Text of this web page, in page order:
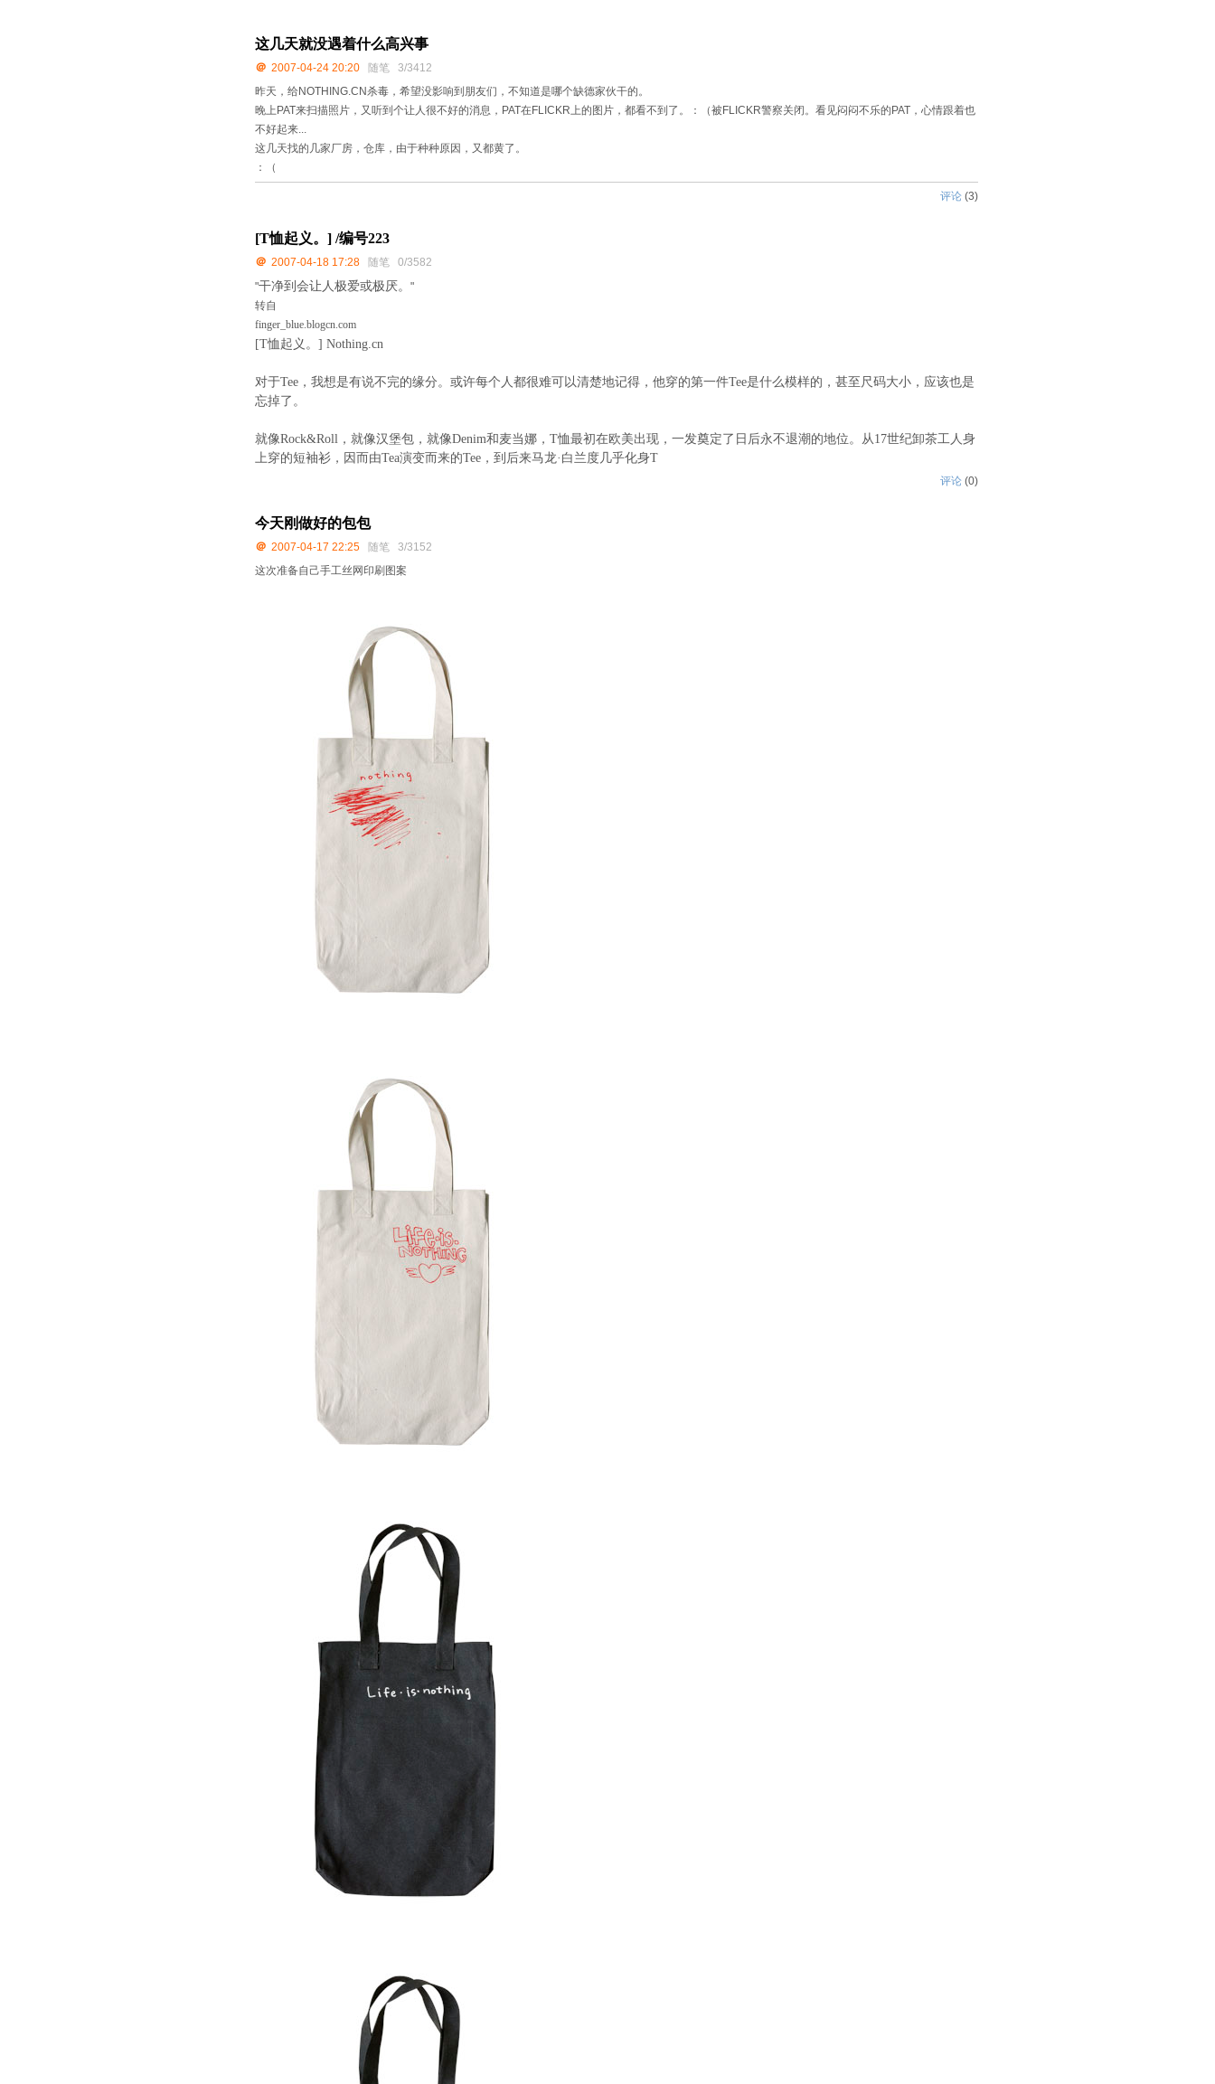
这几天就没遇着什么高兴事
＠ 2007-04-24 20:20 随笔
3/3412
昨天，给NOTHING.CN杀毒，希望没影响到朋友们，不知道是哪个缺德家伙干的。
晚上PAT来扫描照片，又听到个让人很不好的消息，PAT在FLICKR上的图片，都看不到了。：（被FLICKR警察关闭。看见闷闷不乐的PAT，心情跟着也
不好起来...
这几天找的几家厂房，仓库，由于种种原因，又都黄了。
：（
评论 (3)
[T恤起义。] /编号223
＠ 2007-04-18 17:28 随笔
0/3582
"干净到会让人极爱或极厌。 "
转自
finger_blue.blogcn.com
[T恤起义。 ] Nothing.cn
对于Tee ，我想是有说不完的缘分。或许每个人都很难可以清楚地记得，他穿的第一件Tee是什么模样的，甚至尺码大小，应该也是
忘掉了。
就像Rock&Roll ，就像汉堡包，就像Denim和麦当娜， T恤最初在欧美出现，一发奠定了日后永不退潮的地位。从17世纪卸茶工人身
上穿的短袖衫，因而由Tea演变而来的Tee ，到后来马龙· 白兰度几乎化身T
评论 (0)
今天刚做好的包包
＠ 2007-04-17 22:25 随笔
3/3152
这次准备自己手工丝网印刷图案